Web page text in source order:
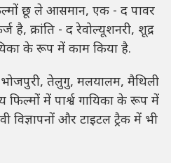
छू ले आसमान, एक - द पावर
क्रांति - द रेवोल्यूशनरी, शूद्र
के रूप में काम किया है.
भोजपुरी, तेलुगु, मलयालम, मैथिली
फिल्मों में पार्श्व गायिका के रूप में
विज्ञापनों और टाइटल ट्रैक में भी